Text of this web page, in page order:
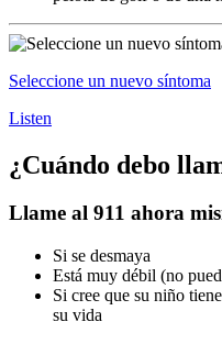
Seleccione un nuevo síntoma
Listen
¿Cuándo debo
Llame al 911 ahora
Si se desmaya
Está muy débil (no
Si cree que su niño
su vida